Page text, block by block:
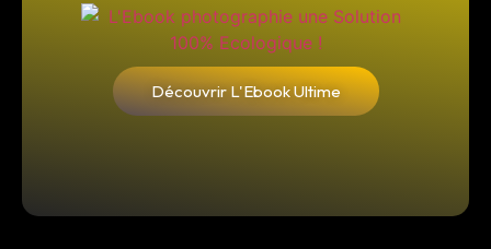
Découvrir L'Ebook Ultime